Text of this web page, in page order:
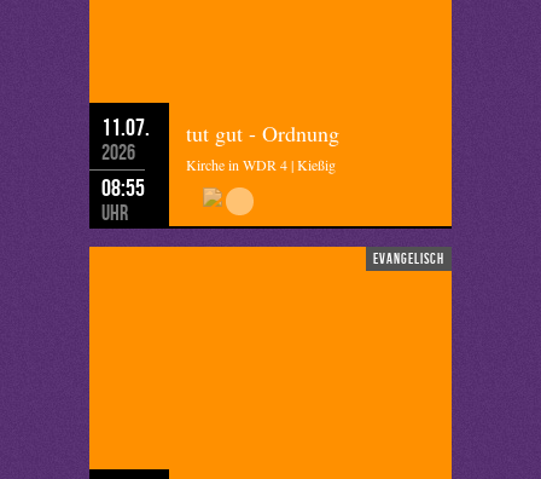
11.07.
2026
08:55
Uhr
tut gut - Ordnung
Kirche in WDR 4 | Kießig
evangelisch